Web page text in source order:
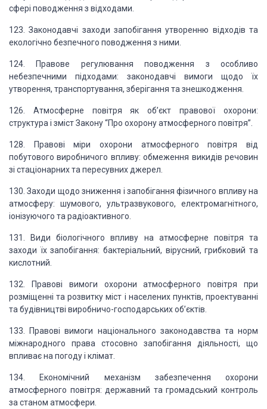
сфері поводження з відходами.
123. Законодавчі заходи запобігання утворенню відходів та
екологічно безпечного поводження з ними.
124. Правове регулювання поводження з особливо
небезпечними підходами: законодавчі вимоги щодо їх
утворення, транспортування, зберігання та знешкодження.
126. Атмосферне повітря як об’єкт правової охорони:
структура і змістЗакону “Про охорону атмосферного повітря”.
128. Правові міри охорони атмосферного повітря від
побутового виробничого впливу: обмеження викидів речовин
зі стаціонарних та пересувних джерел.
130. Заходи щодо зниження і запобігання фізичного впливу на
атмосферу: шумового, ультразвукового, електромагнітного,
іонізуючого та радіоактивного.
131. Види біологічного впливу на атмосферне повітря та
заходи їх запобігання: бактеріальний, вірусний, грибковий та
кислотний.
132. Правові вимоги охорони атмосферного повітря при
розміщенні та розвитку міст і населених пунктів, проектуванні
та будівництві виробничо-господарських об’єктів.
133. Правові вимоги національного законодавства та норм
міжнародного права стосовно запобігання діяльності, що
впливає на погоду і клімат.
134. Економічний механізм забезпечення охорони
атмосферного повітря: державний та громадський контроль
за станом атмосфери.